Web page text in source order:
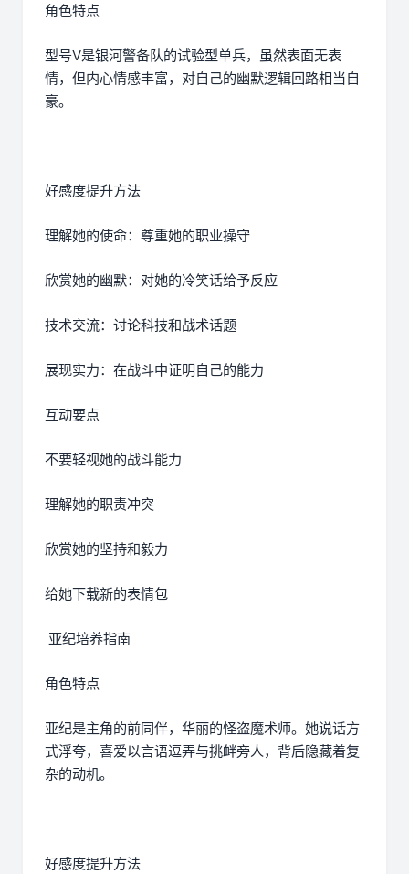
角色特点
型号V是银河警备队的试验型单兵，虽然表面无表
情，但内心情感丰富，对自己的幽默逻辑回路相当自
豪。
好感度提升方法
理解她的使命：尊重她的职业操守
欣赏她的幽默：对她的冷笑话给予反应
技术交流：讨论科技和战术话题
展现实力：在战斗中证明自己的能力
互动要点
不要轻视她的战斗能力
理解她的职责冲突
欣赏她的坚持和毅力
给她下载新的表情包
亚纪培养指南
角色特点
亚纪是主角的前同伴，华丽的怪盗魔术师。她说话方
式浮夸，喜爱以言语逗弄与挑衅旁人，背后隐藏着复
杂的动机。
好感度提升方法